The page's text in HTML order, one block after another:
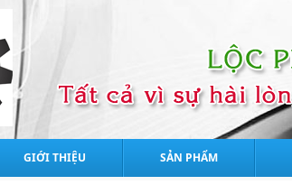
GIỚI THIỆU SẢN PHẨM